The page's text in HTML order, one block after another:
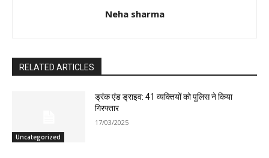
Neha sharma
RELATED ARTICLES
Uncategorized
ड्रंक एंड ड्राइव: 41 व्यक्तियों को पुलिस ने किया
गिरफ्तार
17/03/2025